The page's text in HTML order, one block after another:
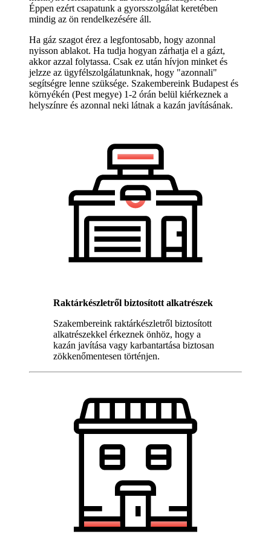
Éppen ezért csapatunk a gyorsszolgálat keretében
mindig az ön rendelkezésére áll.
Ha gáz szagot érez a legfontosabb, hogy azonnal
nyisson ablakot. Ha tudja hogyan zárhatja el a gázt,
akkor azzal folytassa. Csak ez után hívjon minket és
jelzze az ügyfélszolgálatunknak, hogy "azonnali"
segítségre lenne szüksége. Szakembereink Budapest és
környékén (Pest megye) 1-2 órán belül kiérkeznek a
helyszínre és azonnal neki látnak a kazán javításának.
Raktárkészletről biztosított alkatrészek
Szakembereink raktárkészletről biztosított
alkatrészekkel érkeznek önhöz, hogy a
kazán javítása vagy karbantartása biztosan
zökkenőmentesen történjen.